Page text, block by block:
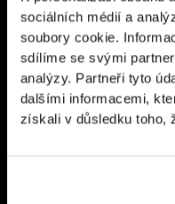
sociálních médií a
soubory cookie.
sdílíme se svými
analýzy. Partneři tyto
dalšími informacemi,
získali v důsledku toho,
aplikaci, která z toho
nejchytřejší fotobudku